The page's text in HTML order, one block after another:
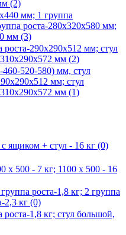
(2)
мм; 1 группа
роста-280х320х580 мм;
мм (3)
290х290х512 мм; стул
мм (2)
520-580) мм, стул
мм; стул
мм (1)
с ящиком + стул - 16 кг (0)
х 500 - 7 кг; 1100 х 500 - 16
роста-1,8 кг; 2 группа
2,3 кг (0)
1,8 кг; стул большой,